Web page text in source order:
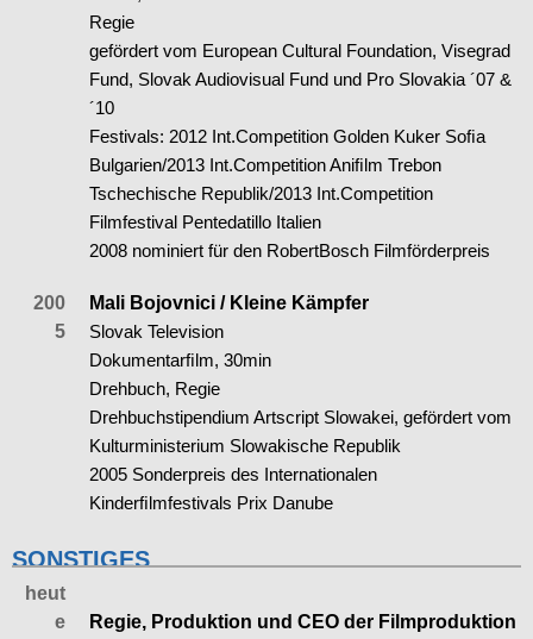
Regie
gefördert vom European Cultural Foundation, Visegrad
Fund, Slovak Audiovisual Fund und Pro Slovakia ´07 &
´10
Festivals: 2012 Int.Competition Golden Kuker Soﬁa
Bulgarien/2013 Int.Competition Aniﬁlm Trebon
Tschechische Republik/2013 Int.Competition
Filmfestival Pentedatillo Italien
2008 nominiert für den RobertBosch Filmförderpreis
200
5
Mali Bojovnici / Kleine Kämpfer
Slovak Television
Dokumentarﬁlm, 30min
Drehbuch, Regie
Drehbuchstipendium Artscript Slowakei, gefördert vom
Kulturministerium Slowakische Republik
2005 Sonderpreis des Internationalen
Kinderﬁlmfestivals Prix Danube
SONSTIGES
heut
e
Regie, Produktion und CEO der Filmproduktion